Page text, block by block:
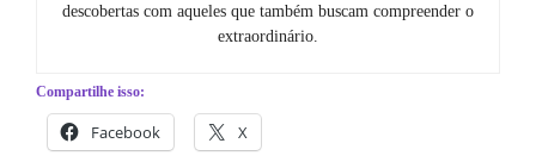
descobertas com aqueles que também buscam compreender o
extraordinário.
Compartilhe isso:
Facebook X